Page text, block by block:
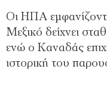
Οι ΗΠΑ
Μεξικό δείχνει
ενώ ο Καναδάς
ιστορική του